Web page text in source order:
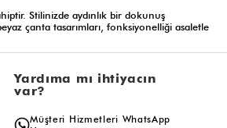
Stilinizde aydınlık bir dokunuş
çanta tasarımları, fonksiyonelliği asaletle
beyaz çanta üretiminde kullanılan
Yardıma mı ihtiyacın
var?
Müşteri Hizmetleri WhatsApp